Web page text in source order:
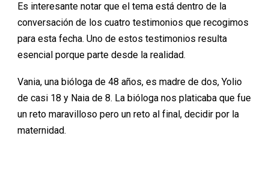
Es interesante notar que el tema está dentro de la
conversación de los cuatro testimonios que recogimos
para esta fecha. Uno de estos testimonios resulta
esencial porque parte desde la realidad.
Vania, una bióloga de 48 años, es madre de dos, Yolio
de casi 18 y Naia de 8. La bióloga nos platicaba que fue
un reto maravilloso pero un reto al final, decidir por la
maternidad.